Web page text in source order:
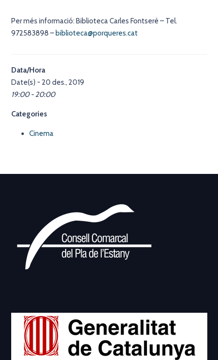
Per més informació: Biblioteca Carles Fontserè – Tel.
972583898 –biblioteca@porqueres.cat
Data/Hora
Date(s) - 20 des., 2019
19:00 - 20:00
Categories
Cinema